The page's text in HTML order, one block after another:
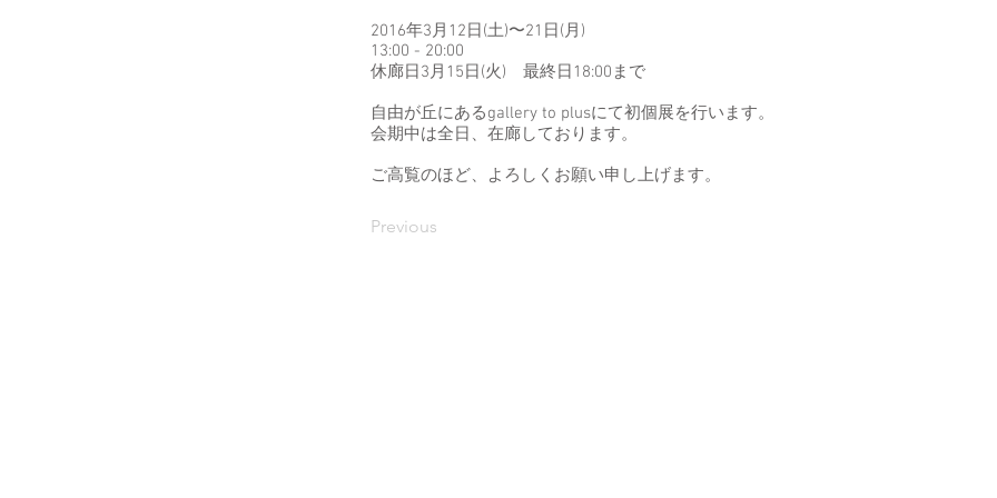
2016年3月12日(土)〜21日(月)
13:00 - 20:00
休廊日3月15日(火) 最終日18:00まで
自由が丘にあるgallery to plusにて初個展を行います。
会期中は全日、在廊しております。
ご高覧のほど、よろしくお願い申し上げます。
Previous